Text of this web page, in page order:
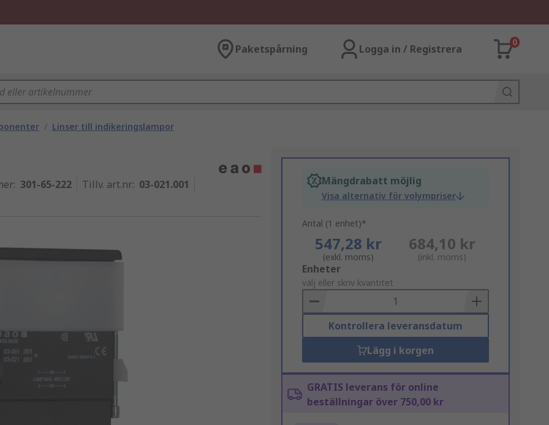
Paketspårning Logga in / Registrera
0
/ Linser till indikeringslampor
: 301-65-222 Tillv. art.nr: 03-021.001 Mängdrabatt möjlig
Visa alternativ för volympriser
Antal (1 enhet)*
547,28 kr
(exkl. moms)
684,10 kr
(inkl. moms)
Add
to
Basket
Enheter
välj eller skriv kvantitet
Kontrollera leveransdatum
Lägg i korgen
GRATIS leverans för online
beställningar över 750,00 kr